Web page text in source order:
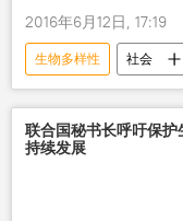
2016年6月12日, 17:19
生物多样性 社会
联合国秘书长呼吁保
持续发展